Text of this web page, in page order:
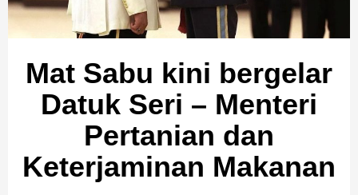
Mat Sabu kini bergelar
Datuk Seri – Menteri
Pertanian dan
Keterjaminan Makanan